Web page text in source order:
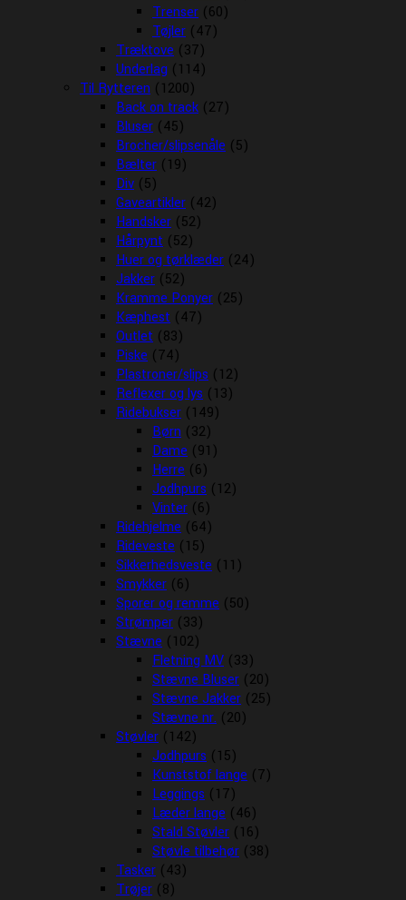
Trenser (60)
Tøjler (47)
Træktove (37)
Underlag (114)
Til Rytteren (1200)
Back on track (27)
Bluser (45)
Brocher/slipsenåle (5)
Bælter (19)
Div (5)
Gaveartikler (42)
Handsker (52)
Hårpynt (52)
Huer og tørklæder (24)
Jakker (52)
Kramme Ponyer (25)
Kæphest (47)
Outlet (83)
Piske (74)
Plastroner/slips (12)
Reflexer og lys (13)
Ridebukser (149)
Børn (32)
Dame (91)
Herre (6)
Jodhpurs (12)
Vinter (6)
Ridehjelme (64)
Rideveste (15)
Sikkerhedsveste (11)
Smykker (6)
Sporer og remme (50)
Strømper (33)
Stævne (102)
Fletning MV (33)
Stævne Bluser (20)
Stævne Jakker (25)
Stævne nr. (20)
Støvler (142)
Jodhpurs (15)
Kunststof lange (7)
Leggings (17)
Læder lange (46)
Stald Støvler (16)
Støvle tilbehør (38)
Tasker (43)
Trøjer (8)